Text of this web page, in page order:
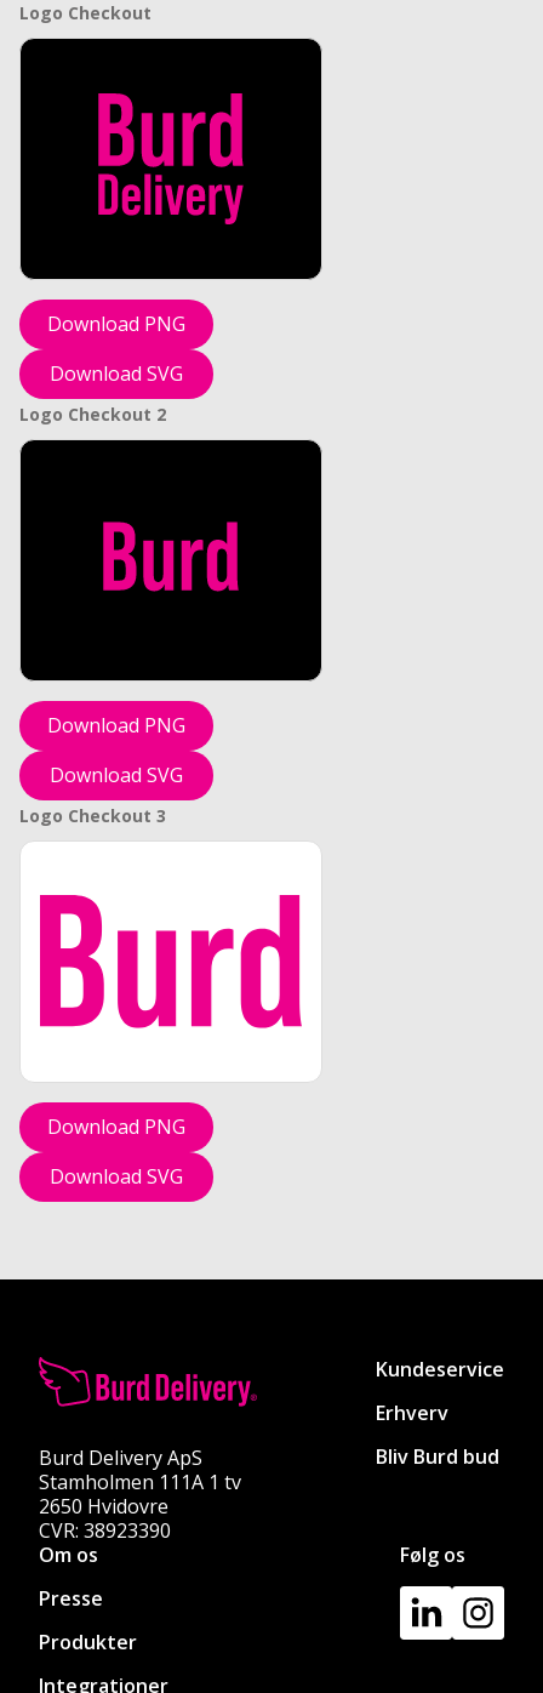
Logo Checkout
Download PNG
Download SVG
Logo Checkout 2
Download PNG
Download SVG
Logo Checkout 3
Download PNG
Download SVG
Burd Delivery ApS
Stamholmen 111A 1 tv
2650 Hvidovre
CVR: 38923390
Kundeservice
Erhverv
Bliv Burd bud
Om os
Presse
Produkter
Integrationer
Følg os